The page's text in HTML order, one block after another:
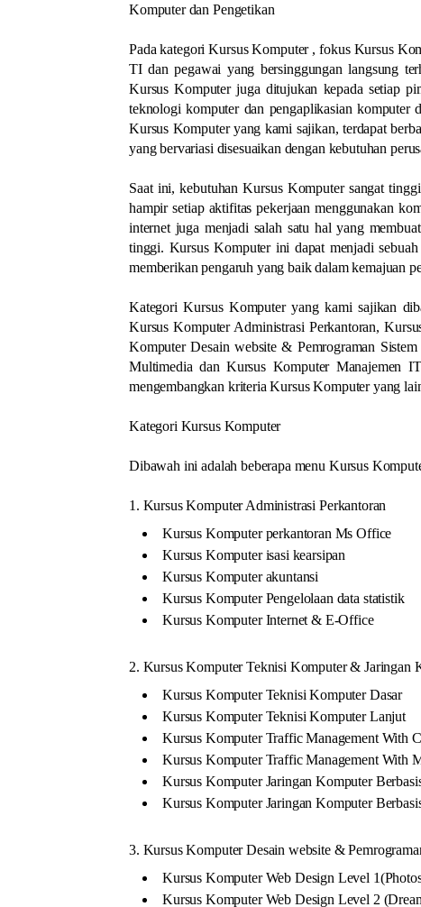
Komputer dan Pengetikan
Pada kategori Kursus Komputer , fokus Kursus
TI dan pegawai yang bersinggungan langsung
Kursus Komputer juga ditujukan kepada setiap
teknologi komputer dan pengaplikasian komputer
Kursus Komputer yang kami sajikan, terdapat
yang bervariasi disesuaikan dengan kebutuhan
Saat ini, kebutuhan Kursus Komputer sangat
hampir setiap aktifitas pekerjaan menggunakan
internet juga menjadi salah satu hal yang
tinggi. Kursus Komputer ini dapat menjadi
memberikan pengaruh yang baik dalam kemajuan
Kategori Kursus Komputer yang kami sajikan
Kursus Komputer Administrasi Perkantoran,
Komputer Desain website & Pemrograman
Multimedia dan Kursus Komputer Manajemen
mengembangkan kriteria Kursus Komputer yang
Kategori Kursus Komputer
Dibawah ini adalah beberapa menu Kursus
1. Kursus Komputer Administrasi Perkantoran
Kursus Komputer perkantoran Ms Office
Kursus Komputer isasi kearsipan
Kursus Komputer akuntansi
Kursus Komputer Pengelolaan data statistik
Kursus Komputer Internet & E-Office
2. Kursus Komputer Teknisi Komputer & Jaringan
Kursus Komputer Teknisi Komputer Dasar
Kursus Komputer Teknisi Komputer Lanjut
Kursus Komputer Traffic Management With
Kursus Komputer Traffic Management With
Kursus Komputer Jaringan Komputer
Kursus Komputer Jaringan Komputer
3. Kursus Komputer Desain website &
Kursus Komputer Web Design Level
Kursus Komputer Web Design Level 2